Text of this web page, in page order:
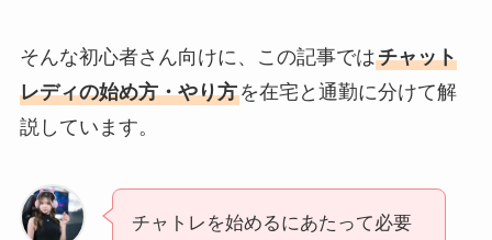
そんな初心者さん向けに、この記事ではチャット
レディの始め方・やり方を在宅と通勤に分けて解
説しています。
チャトレを始めるにあたって必要